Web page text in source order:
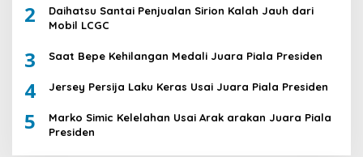
2
Daihatsu Santai Penjualan Sirion Kalah Jauh dari
Mobil LCGC
3 Saat Bepe Kehilangan Medali Juara Piala Presiden
4 Jersey Persija Laku Keras Usai Juara Piala Presiden
5
Marko Simic Kelelahan Usai Arak arakan Juara Piala
Presiden